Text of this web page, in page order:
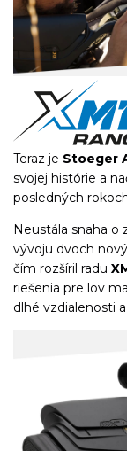
Teraz je Stoeger
svojej histórie a
posledných
Neustála snaha o
vývoju dvoch
čím rozšíril radu
riešenia pre lov
dlhé vzdialenosti